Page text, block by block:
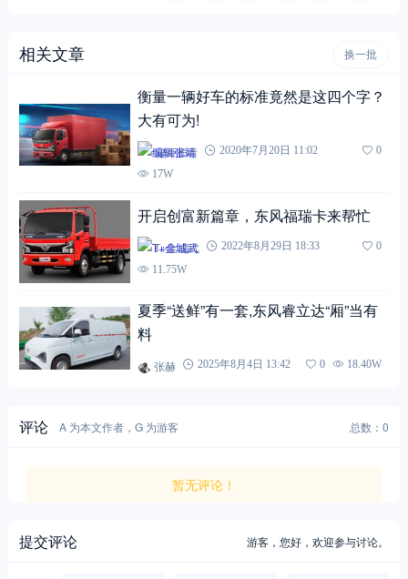
相关文章 换一批
衡量一辆好车的标准竟然是这四个字？
大有可为!
编辑张靖 2020年7月20日 11:02
0
17W
开启创富新篇章，东风福瑞卡来帮忙￼
T+金城武 2022年8月29日 18:33
0
11.75W
夏季“送鲜”有一套,东风睿立达“厢”当有
料
张赫 2025年8月4日 13:42 0 18.40W
评论 A 为本文作者，G 为游客 总数：0
暂无评论！
提交评论 游客，您好，欢迎参与讨论。